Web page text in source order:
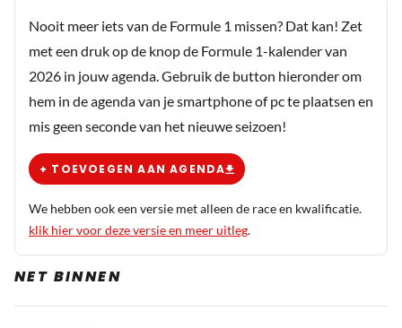
Nooit meer iets van de Formule 1 missen? Dat kan! Zet
met een druk op de knop de Formule 1-kalender van
2026 in jouw agenda. Gebruik de button hieronder om
hem in de agenda van je smartphone of pc te plaatsen en
mis geen seconde van het nieuwe seizoen!
+ TOEVOEGEN AAN AGENDA
We hebben ook een versie met alleen de race en kwalificatie.
klik hier voor deze versie en meer uitleg.
NET BINNEN